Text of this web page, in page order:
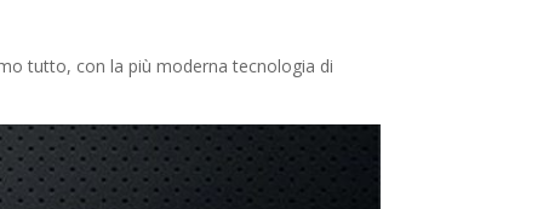
tutto, con la più moderna tecnologia di